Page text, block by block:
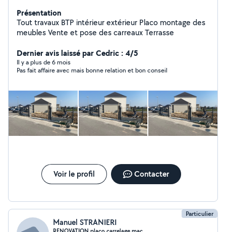
Présentation
Tout travaux BTP intérieur extérieur Placo montage des
meubles Vente et pose des carreaux Terrasse
Dernier avis laissé par Cedric : 4/5
Il y a plus de 6 mois
Pas fait affaire avec mais bonne relation et bon conseil
Voir le profil Contacter
Particulier
Manuel STRANIERI